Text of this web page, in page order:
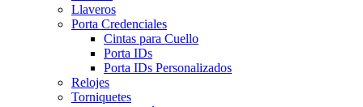
Llaveros
Porta Credenciales
Cintas para Cuello
Porta IDs
Porta IDs Personalizados
Relojes
Torniquetes